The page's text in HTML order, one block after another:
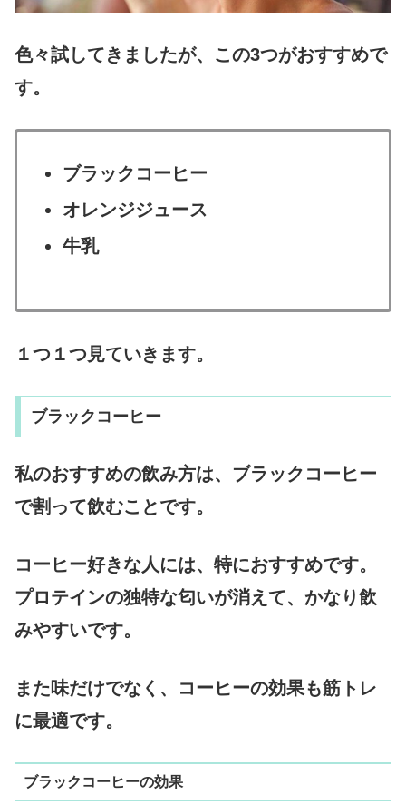
色々試してきましたが、この3つがおすすめで
す。
ブラックコーヒー
オレンジジュース
牛乳
１つ１つ見ていきます。
ブラックコーヒー
私のおすすめの飲み方は、ブラックコーヒー
で割って飲むことです。
コーヒー好きな人には、特におすすめです。
プロテインの独特な匂いが消えて、かなり飲
みやすいです。
また味だけでなく、コーヒーの効果も筋トレ
に最適です。
ブラックコーヒーの効果